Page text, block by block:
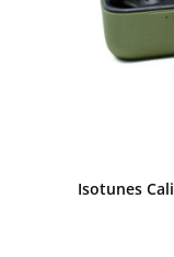
Isotunes